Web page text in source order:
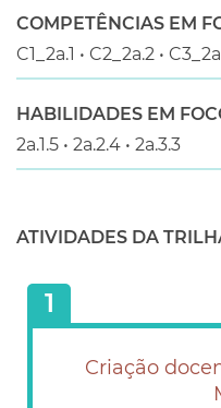
COMPETÊNCIAS EM
C1_2a.1 • C2_2a.2 •
HABILIDADES EM
2a.1.5 • 2a.2.4 • 2a.3.3
ATIVIDADES DA
1
Criação